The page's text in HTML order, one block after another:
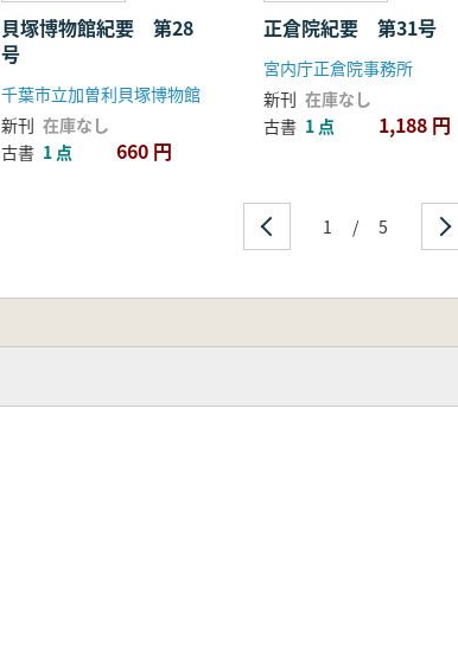
貝塚博物館紀要 第28
号
千葉市立加曽利貝塚博物館
新刊 在庫なし
古書 1 点 660 円
正倉院紀要 第31号
宮内庁正倉院事務所
新刊 在庫なし
古書 1 点 1,188 円
1 / 5